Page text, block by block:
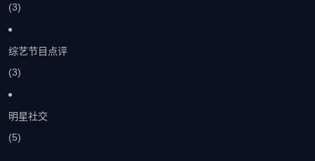
(3)
综艺节目点评
(3)
明星社交
(5)